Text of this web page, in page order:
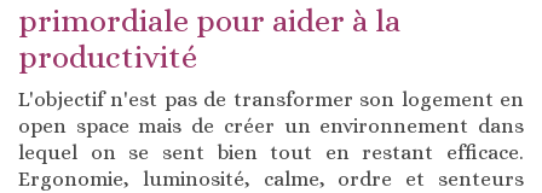
primordiale pour aider à la
productivité
L'objectif n'est pas de transformer son logement en
open space mais de créer un environnement dans
lequel on se sent bien tout en restant efficace.
Ergonomie, luminosité, calme, ordre et senteurs